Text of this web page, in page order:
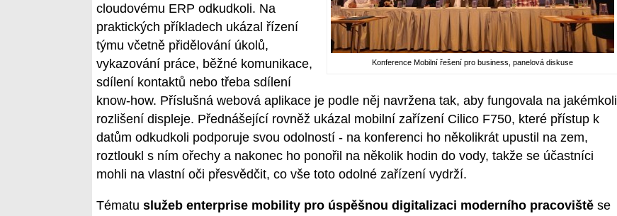
Konference Mobilní řešení pro business, panelová diskuse
cloudovému ERP odkudkoli. Na
praktických příkladech ukázal řízení
týmu včetně přidělování úkolů,
vykazování práce, běžné komunikace,
sdílení kontaktů nebo třeba sdílení
know-how. Příslušná webová aplikace je podle něj navržena tak, aby fungovala na jakémkoli
rozlišení displeje. Přednášející rovněž ukázal mobilní zařízení Cilico F750, které přístup k
datům odkudkoli podporuje svou odolností - na konferenci ho několikrát upustil na zem,
roztloukl s ním ořechy a nakonec ho ponořil na několik hodin do vody, takže se účastníci
mohli na vlastní oči přesvědčit, co vše toto odolné zařízení vydrží.
Tématu služeb enterprise mobility pro úspěšnou digitalizaci moderního pracoviště se